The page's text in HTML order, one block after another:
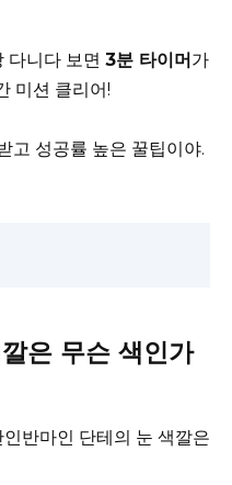
다니다 보면 3분 타이머가
미션 클리어!
고 성공률 높은 꿀팁이야.
은 무슨 색인가
반마인 단테의 눈 색깔은